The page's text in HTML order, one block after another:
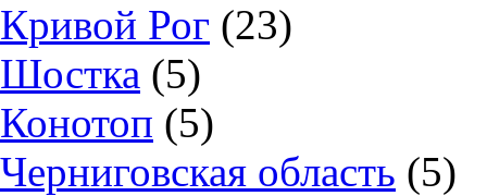
Кривой Рог (23)
Шостка (5)
Конотоп (5)
Черниговская область (5)